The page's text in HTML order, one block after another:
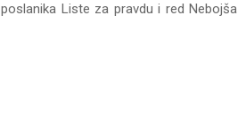
Liste za pravdu i red Nebojša